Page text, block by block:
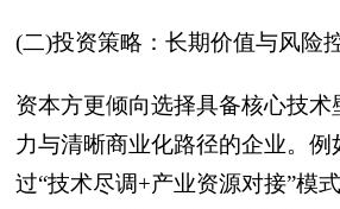
(二)投资策略：长期价值与风险
资本方更倾向选择具备核心技
力与清晰商业化路径的企业。例
过“技术尽调+产业资源对接”模